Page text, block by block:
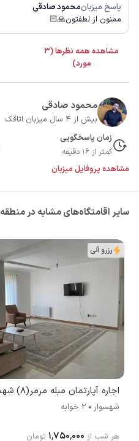
پاسخ میزبانمحمود صادقی
ممنون از لطفتون🙏🏻
مشاهده همه نظرها (3
مورد)
محمود صادقی
بیش از 4 سال میزبان اتاقک
زمان پاسخگویی
کمتر از 16 دقیقه
مشاهده پروفایل میزبان
سایر اقامتگاه‌های مشابه در منطقه
رزرو آنی
اجاره آپارتمان مبله مرمر(8) شهسوار
شهسوار 2 خوابه
هر شب از ۱٬۷۵۰٬۰۰۰ تومان